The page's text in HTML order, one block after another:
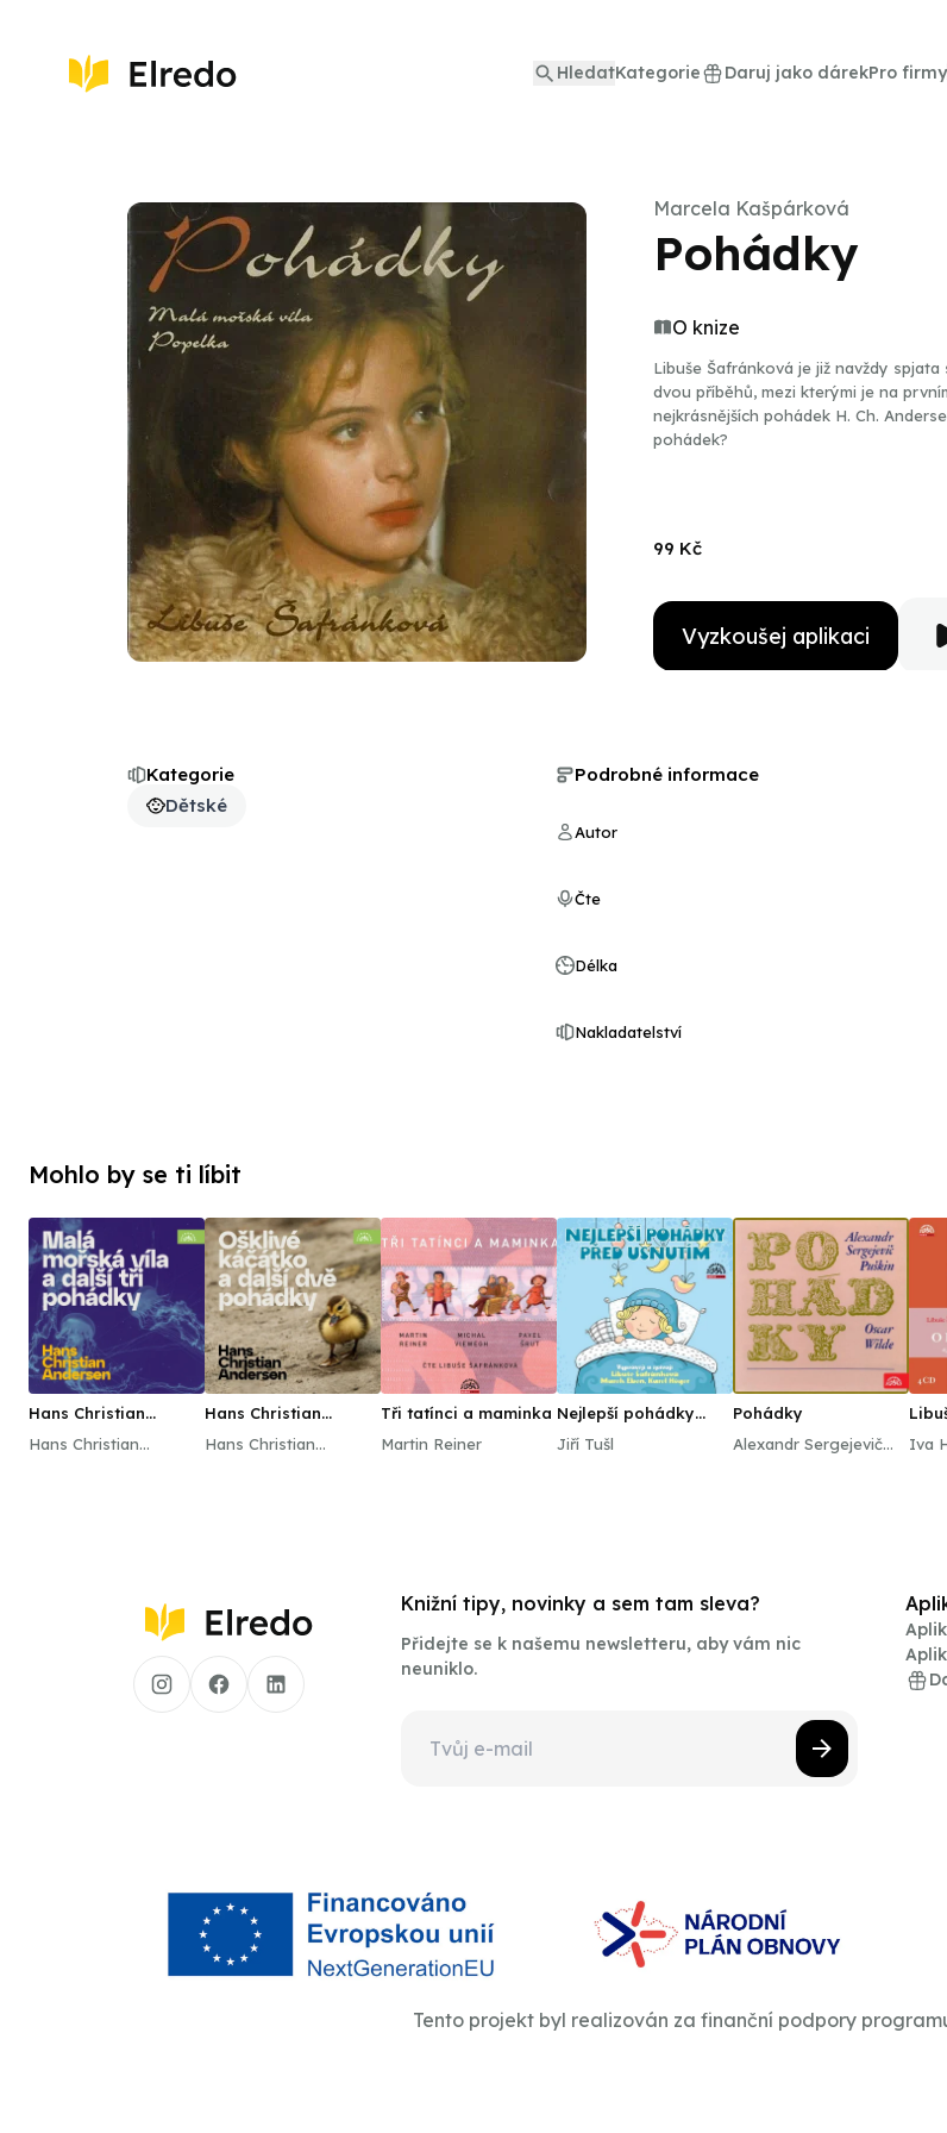
HledatKategorie Daruj jako dárekPro firmy
Marcela Kašpárková
Pohádky
O knize
Libuše Šafránková je již navždy
dvou příběhů, mezi kterými je na
nejkrásnějších pohádek H. Ch.
pohádek?
99 Kč
Vyzkoušej aplikaci
Kategorie
Dětské
Podrobné informace
Autor
Čte
Délka
Nakladatelství
Mohlo by se ti líbit
Hans Christian
mořská víla a další tři
Hans Christian
Hans Christian
káčátko a další dvě
Hans Christian
Tři tatínci a maminka
Martin Reiner
Nejlepší pohádky
Jiří Tušl
Pohádky
Alexandr Sergejevič
jiné
Iva
Knižní tipy, novinky a sem tam sleva?
Přidejte se k našemu newsletteru, aby vám nic
neuniklo.
Tento projekt byl realizován za finanční podpory